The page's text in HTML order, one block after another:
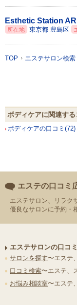
Esthetic Station
所在地 東京都 豊島区
TOP エステサロン検索
ボディケアに関連す
ボディケアの口コミ(72)
エステの口コミ
エステサロン、リラク
優良なサロンに予約・
エステサロンの口コ
サロンを探す〜エステ
口コミ検索〜エステ、
お悩み相談室〜エステ